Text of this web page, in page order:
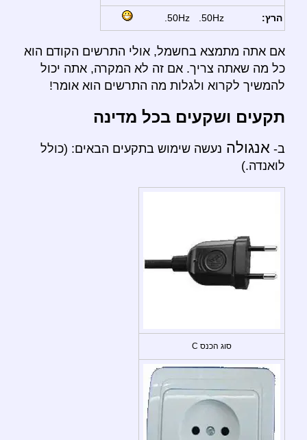
הרץ: 50Hz.
50Hz.
אם אתה מתמצא בחשמל, אולי התרשים הקודם הוא
כל מה שאתה צריך. אם זה לא המקרה, אתה יכול
להמשיך לקרוא ולגלות מה התרשים הוא אומר!
תקעים ושקעים בכל מדינה
ב- אנגולה נעשה שימוש בתקעים הבאים: (כולל
לואנדה.)
סוג הכנס C